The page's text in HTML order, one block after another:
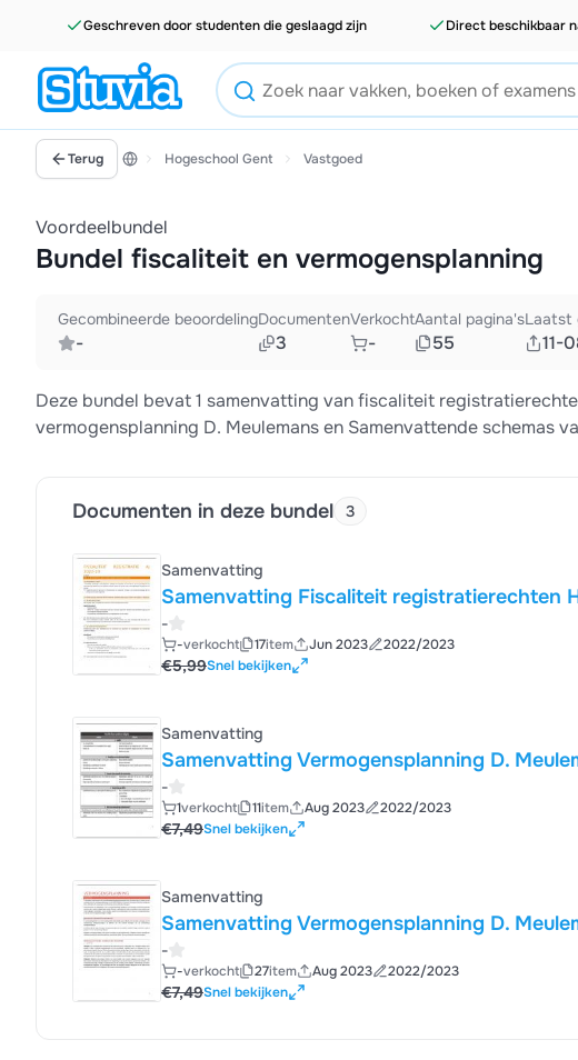
Geschreven door studenten die geslaagd zijn Direct beschikbaar
Terug Hogeschool Gent Vastgoed
Voordeelbundel
Bundel fiscaliteit en vermogensplanning
Gecombineerde beoordeling
-
Documenten
3
Verkocht
-
Aantal pagina's
55
Laatst
11-
Deze bundel bevat 1 samenvatting van fiscaliteit
vermogensplanning D. Meulemans en Samenvattende schemas
Documenten in deze bundel 3
Samenvatting
Samenvatting Fiscaliteit registratierechten
-
-verkocht 17item Jun 2023 2022/2023
€5,99Snel bekijken
Samenvatting
Samenvatting Vermogensplanning D.
-
1verkocht 11item Aug 2023 2022/2023
€7,49Snel bekijken
Samenvatting
Samenvatting Vermogensplanning D.
-
-verkocht 27item Aug 2023 2022/2023
€7,49Snel bekijken